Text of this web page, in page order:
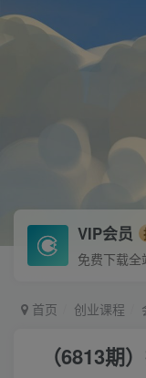
VIP会员
免费下载全
首页 创业课程
（6813期